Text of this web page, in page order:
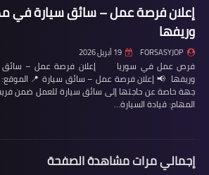
إعلان فرصة عمل – سائق سيارة في
وريفها
FORSASYJOP 19 أبريل 2026
فرص عمل في سوريا إعلان فرصة عمل – سائق
وريفها 📢 إعلان فرصة عمل – سائق سيارة 📍 الموقع:
جهة خاصة عن حاجتها إلى سائق سيارة للعمل ضمن
المهام: قيادة السيارة…
إجمالي مرات مشاهدة الصفحة